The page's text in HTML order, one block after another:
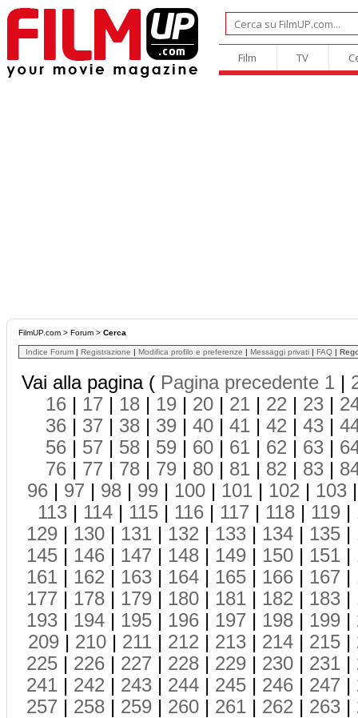
Film TV
FilmUP.com > Forum > Cerca
Indice Forum | Registrazione | Modifica profilo e preferenze | Messaggi privati | FAQ |
Vai alla pagina ( Pagina precedente 1 |
16 | 17 | 18 | 19 | 20 | 21 | 22 | 23 |
36 | 37 | 38 | 39 | 40 | 41 | 42 | 43 |
56 | 57 | 58 | 59 | 60 | 61 | 62 | 63 |
76 | 77 | 78 | 79 | 80 | 81 | 82 | 83 |
96 | 97 | 98 | 99 | 100 | 101 | 102 | 103
113 | 114 | 115 | 116 | 117 | 118 | 119 |
129 | 130 | 131 | 132 | 133 | 134 | 135 |
145 | 146 | 147 | 148 | 149 | 150 | 151 |
161 | 162 | 163 | 164 | 165 | 166 | 167 |
177 | 178 | 179 | 180 | 181 | 182 | 183 |
193 | 194 | 195 | 196 | 197 | 198 | 199 |
209 | 210 | 211 | 212 | 213 | 214 | 215 |
225 | 226 | 227 | 228 | 229 | 230 | 231 |
241 | 242 | 243 | 244 | 245 | 246 | 247 |
257 | 258 | 259 | 260 | 261 | 262 | 263 |